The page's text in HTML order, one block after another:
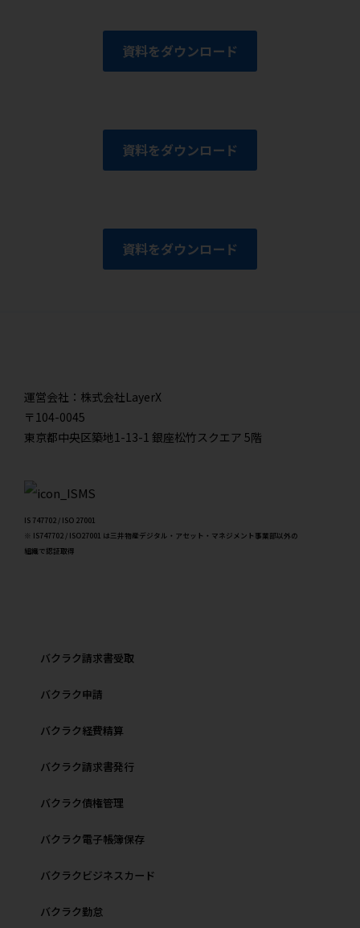
資料をダウンロード
資料をダウンロード
資料をダウンロード
運営会社：株式会社LayerX
〒104-0045
東京都中央区築地1-13-1 銀座松竹スクエア 5階
IS 747702 / ISO 27001
※ IS747702 / ISO27001 は三井物産デジタル・アセット・マネジメント事業部以外の
組織で認証取得
バクラク請求書受取
バクラク申請
バクラク経費精算
バクラク請求書発行
バクラク債権管理
バクラク電子帳簿保存
バクラクビジネスカード
バクラク勤怠